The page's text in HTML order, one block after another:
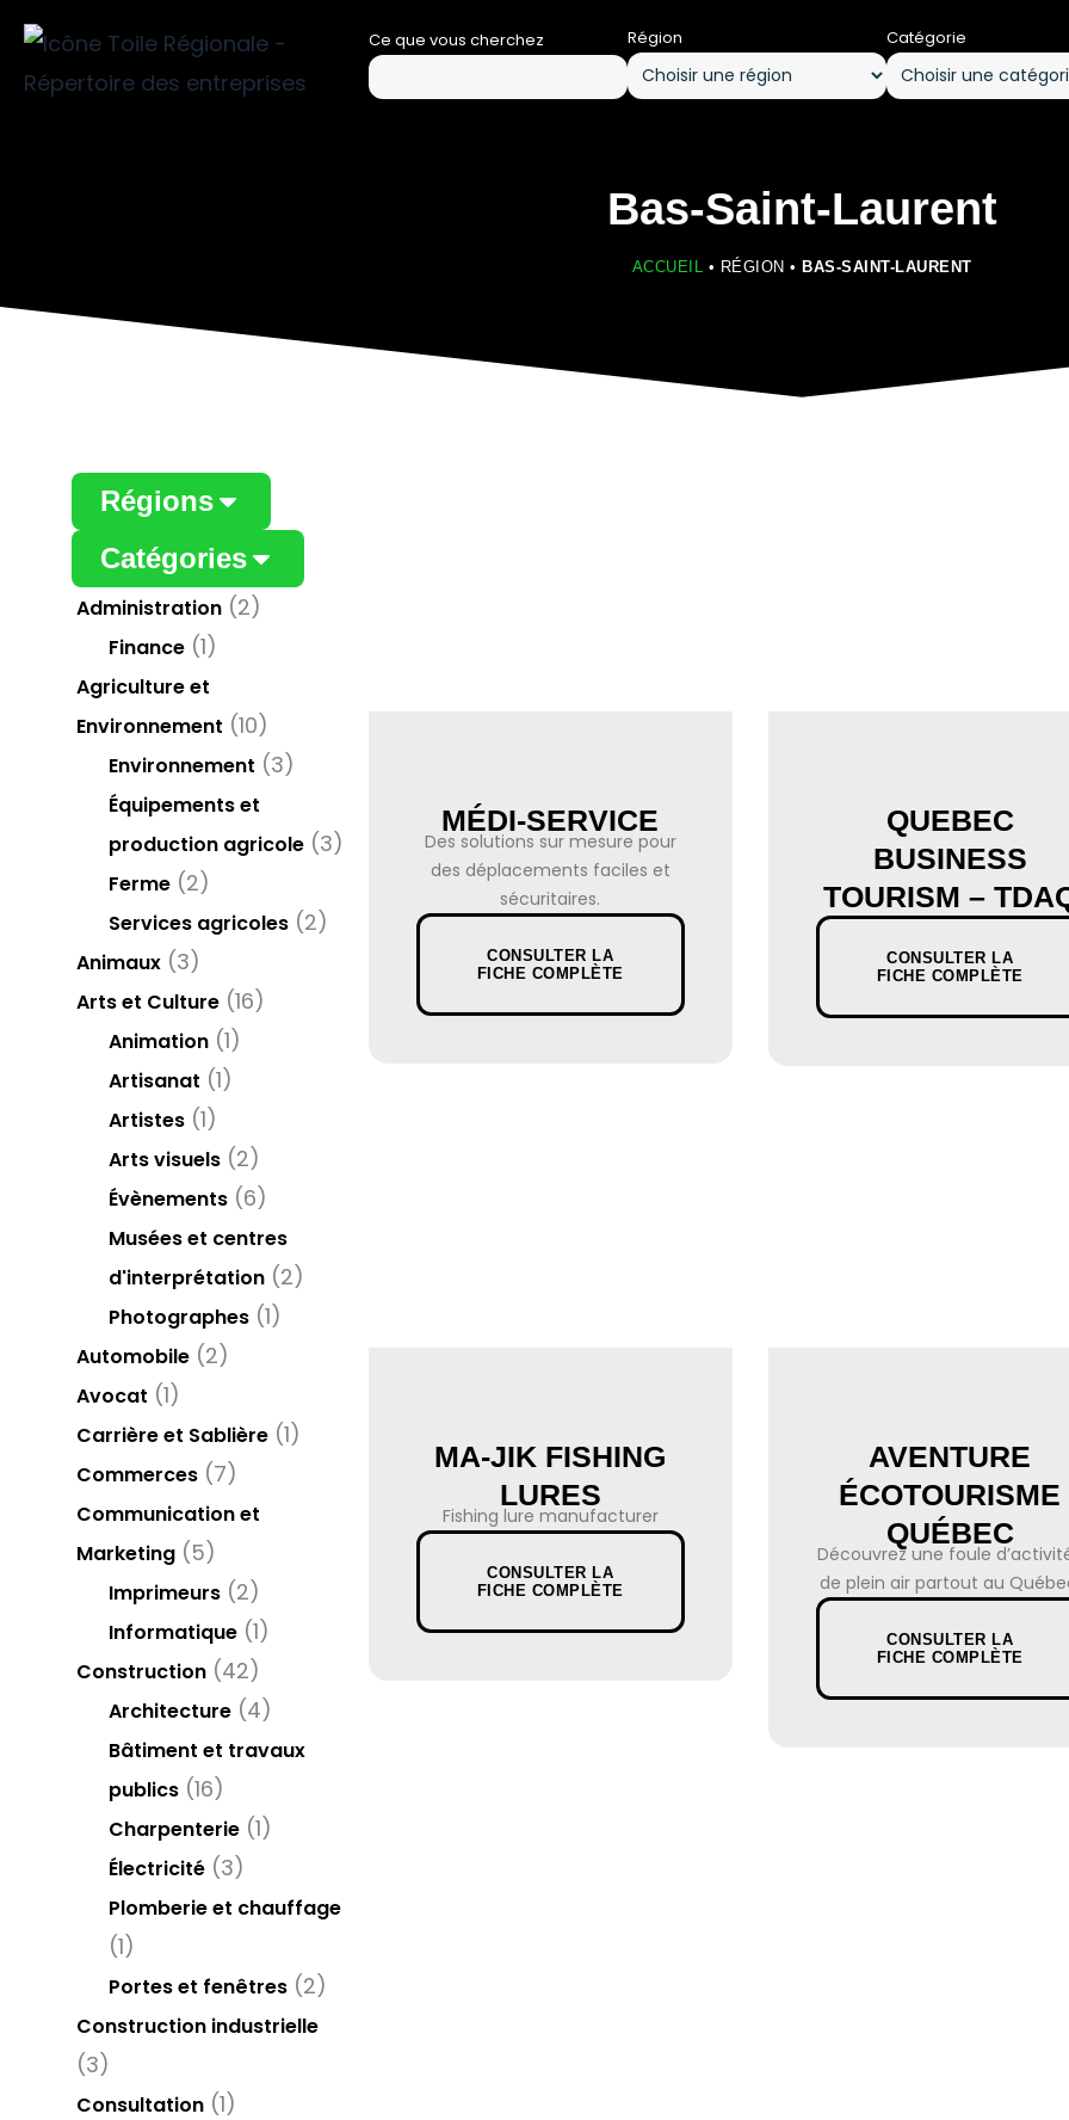
Aller
contenu
Ce que vous cherchez Région Catégorie
Bas-Saint-Laurent
ACCUEIL • RÉGION • BAS-SAINT-LAURENT
Régions
Catégories
Administration (2)
Finance (1)
Agriculture et
Environnement (10)
Environnement (3)
Équipements et
production agricole (3)
Ferme (2)
Services agricoles (2)
Animaux (3)
Arts et Culture (16)
Animation (1)
Artisanat (1)
Artistes (1)
Arts visuels (2)
Évènements (6)
Musées et centres
d'interprétation (2)
Photographes (1)
Automobile (2)
Avocat (1)
Carrière et Sablière (1)
Commerces (7)
Communication et
Marketing (5)
Imprimeurs (2)
Informatique (1)
Construction (42)
Architecture (4)
Bâtiment et travaux
publics (16)
Charpenterie (1)
Électricité (3)
Plomberie et chauffage
(1)
Portes et fenêtres (2)
Construction industrielle
(3)
Consultation (1)
MÉDI-SERVICE
Des solutions sur mesure pour
des déplacements faciles et
sécuritaires.
CONSULTER LA
FICHE COMPLÈTE
QUEBEC
BUSINESS
TOURISM –
CONSULTER LA
FICHE COMPLÈTE
MA-JIK FISHING
LURES
Fishing lure manufacturer
CONSULTER LA
FICHE COMPLÈTE
AVENTURE
ÉCOTOURISME
QUÉBEC
Découvrez une foule
de plein air partout au
CONSULTER LA
FICHE COMPLÈTE